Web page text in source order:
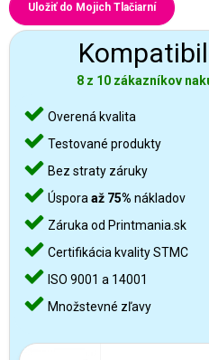
Uložiť do Mojich Tlačiarní
8 z 10 zákazníkov
Overená kvalita
Testované produkty
Bez straty záruky
Úspora až 75% nákladov
Záruka od Printmania.sk
Certifikácia kvality STMC
ISO 9001 a 14001
Množstevné zľavy